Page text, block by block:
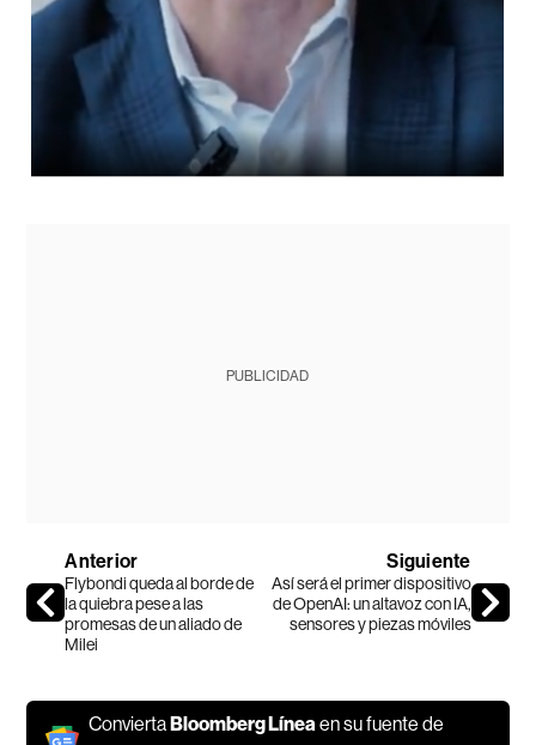
PUBLICIDAD
Anterior
Flybondi queda al borde de
la quiebra pese a las
promesas de un aliado de
Milei
Siguiente
Así será el primer dispositivo
de OpenAI: un altavoz con IA,
sensores y piezas móviles
ConviertaBloomberg Líneaen su fuente de